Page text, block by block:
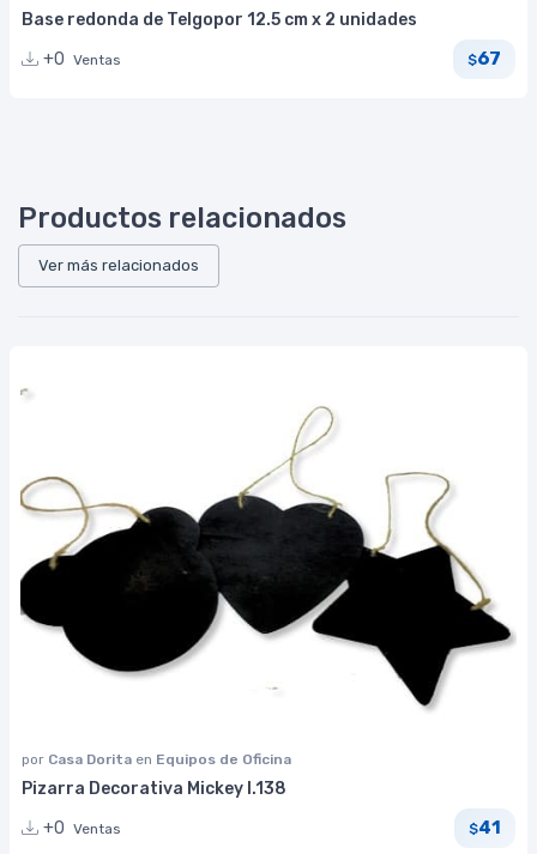
Base redonda de Telgopor 12.5 cm x 2 unidades
+0 Ventas $67
Productos relacionados
Ver más relacionados
por Casa Dorita en Equipos de Oficina
Pizarra Decorativa Mickey I.138
+0 Ventas $41